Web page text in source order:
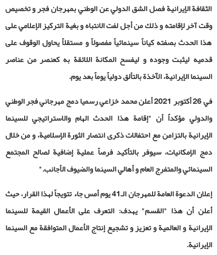
الثقافة الإيرانية فصل الشق الدولي عن الوطني بمهرجان فجر و تخصيص
وقت آخر لإقامته و ذلك من أجل لفت الانتباه و بغية التركيز الإعلامي على
هذا الحدث بصفته كياناً سينمائياً مفصولاً و مستقلاً يحاول الوقوف على
قدميه ليثبت وجوده و ليفسح المكانة اللائقة به كعنصر من عناصر
السينما الإيرانية، الآخذة بالتألق دولياً يوماً بعد يوم.
في 26 أكتوبر 2021 أعلن محمد خزاعي رسميا دمج مهرجاني فجر الوطني
والدولي مؤكداً أن "إقامة هذا الحدث الهام والاستراتيجي للسينما
الإيرانية بالتزامن مع احتفالات ذكرى انتصار الثورة الإسلامية، و من خلال
دمج الإمكانيات، سيوفر بالتأكيد فرصاً عملية إضافية لصالح المجتمع
السينمائي والمتفرج العام و أهالي السينما والضيوف الأجانب."
إعلان الدعوة العامة للمهرجان الـ41 يوم أمس جاء تتويجاً لهذا القرار، حيث
أعلن أن هذا "القسم" يهدف: التعرف على الأعمال القيمة للسينما
الإيرانية و العالمية و تعزيز و تشجيع إنتاج الأعمال المتوافقة مع السينما
الإيرانية.